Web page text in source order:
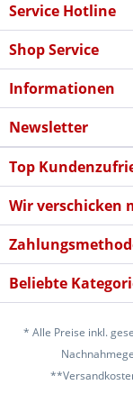
Service Hotline
Shop Service
Informationen
Newsletter
Top
Wir verschicken
Beliebte
* Alle Preise inkl.